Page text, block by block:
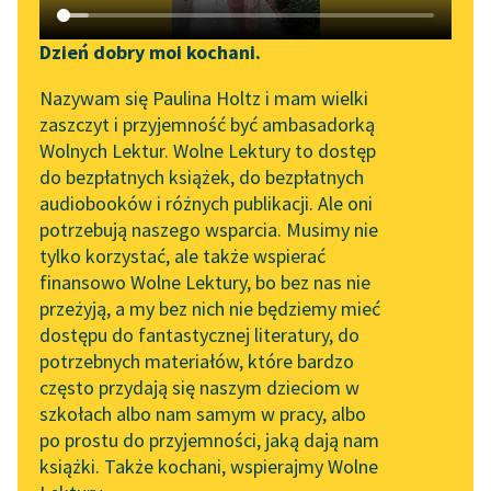
Katalog DAISY
Podkasty o książkach
Zgłoś brak utworu
Aktualności
„Prokurator Alicja Horn”
do słuchania
Byliśmy częścią AI Impact
Lab
Zapraszamy na spotkanie
online z tłumaczkami
literatury skandynawskiej
Spotkanie z Katarzyną
Tunkiel w Oslo
102. lata temu zmarł
Joseph Conrad
Narzędzia
Mapa Wolnych Lektur
Leśmianator
Przewodnik dla piszących i
czytających
API
OAI-PMH
Widget Wolnych Lektur
Przypisy
Dzień dobry moi kochani.
Nazywam się Paulina Holtz i mam wielki
zaszczyt i przyjemność być ambasadorką
Wolnych Lektur. Wolne Lektury to dostęp
do bezpłatnych książek, do bezpłatnych
audiobooków i różnych publikacji. Ale oni
potrzebują naszego wsparcia. Musimy nie
tylko korzystać, ale także wspierać
finansowo Wolne Lektury, bo bez nas nie
przeżyją, a my bez nich nie będziemy mieć
dostępu do fantastycznej literatury, do
potrzebnych materiałów, które bardzo
często przydają się naszym dzieciom w
szkołach albo nam samym w pracy, albo
po prostu do przyjemności, jaką dają nam
książki. Także kochani, wspierajmy Wolne
Stanisław Wyspiański
Ja jasno widzę. Ja
upadłem.
Upadłem już. — Już w
ogniach, hej,
pobladłem.
Ja już skończyłem...
Czytaj więcej
Stanisław Wyspiański
Noc listopadowa